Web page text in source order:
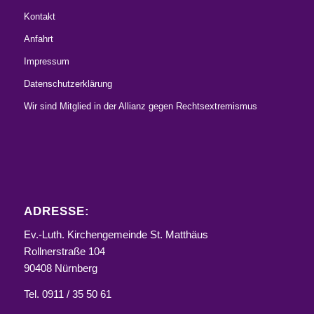
Kontakt
Anfahrt
Impressum
Datenschutzerklärung
Wir sind Mitglied in der Allianz gegen Rechtsextremismus
ADRESSE:
Ev.-Luth. Kirchengemeinde St. Matthäus
Rollnerstraße 104
90408 Nürnberg
Tel. 0911 / 35 50 61